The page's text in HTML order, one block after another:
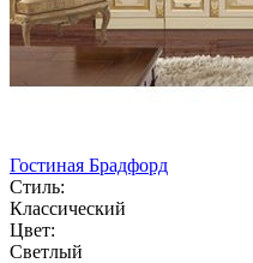
Гостиная Брадфорд
Стиль:
Классический
Цвет:
Светлый